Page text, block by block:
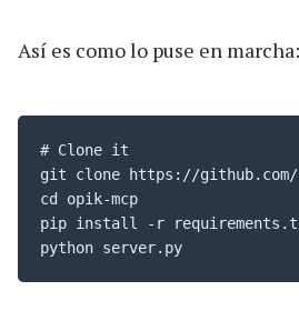
Así es como lo puse en marcha:
# Clone it
git clone https://github.com/
cd opik-mcp
pip install -r
python server.py